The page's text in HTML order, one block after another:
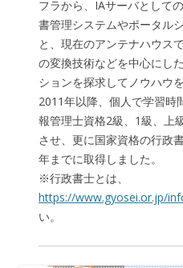
フラから、IAサーバとして
書管理システムやポータル
と、現在のアンテナハウス
の変換技術などを中心にし
ションを探求してノウハウ
2011年以降、個人で学習時
報管理士資格2級、1級、上
させ、更に国家資格の行政
年までに取得しました。
※行政書士とは、
https://www.gyosei.or.jp/
い。